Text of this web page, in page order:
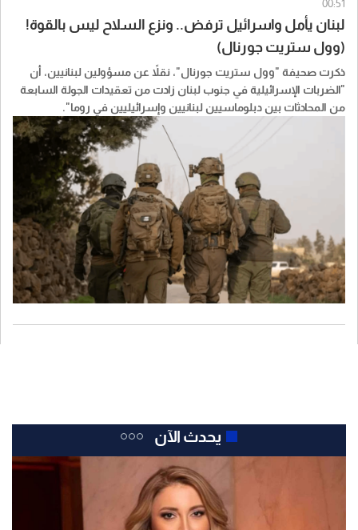
00:51
لبنان يأمل واسرائيل ترفض.. ونزع السلاح ليس بالقوة!
(وول ستريت جورنال)
ذكرت صحيفة "​وول ستريت جورنال​"، نقلاً عن مسؤولين ​لبنان​يين، أن
"الضربات الإسرائيلية في جنوب لبنان زادت من تعقيدات الجولة السابعة
من المحادثات بين دبلوماسيين لبنانيين وإسرائيليين في روما".
يحدث الآن